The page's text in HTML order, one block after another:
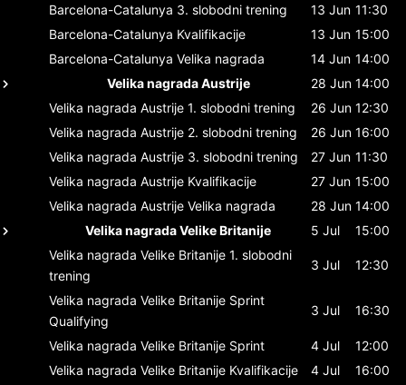
Barcelona-Catalunya 3. slobodni trening 13 Jun 11:30
Barcelona-Catalunya Kvalifikacije 13 Jun 15:00
Barcelona-Catalunya Velika nagrada 14 Jun 14:00
Velika nagrada Austrije
28 Jun 14:00
Velika nagrada Austrije 1. slobodni trening 26 Jun 12:30
Velika nagrada Austrije 2. slobodni trening 26 Jun 16:00
Velika nagrada Austrije 3. slobodni trening 27 Jun 11:30
Velika nagrada Austrije Kvalifikacije 27 Jun 15:00
Velika nagrada Austrije Velika nagrada 28 Jun 14:00
Velika nagrada Velike Britanije
5 Jul
15:00
Velika nagrada Velike Britanije 1. slobodni
trening
3 Jul 12:30
Velika nagrada Velike Britanije Sprint
Qualifying
3 Jul 16:30
Velika nagrada Velike Britanije Sprint 4 Jul
12:00
Velika nagrada Velike Britanije Kvalifikacije 4 Jul
16:00